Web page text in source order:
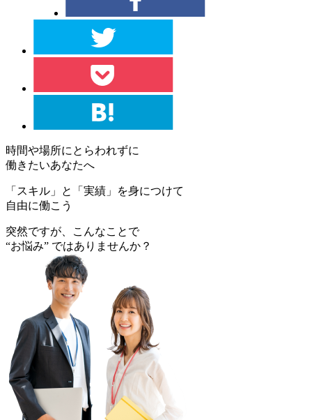
時間や場所にとらわれずに
働きたいあなたへ
「 スキル」 と 「実績」
を身につけて
自由に働こう
突然ですが、こんなことで
“お悩み” ではありませんか？